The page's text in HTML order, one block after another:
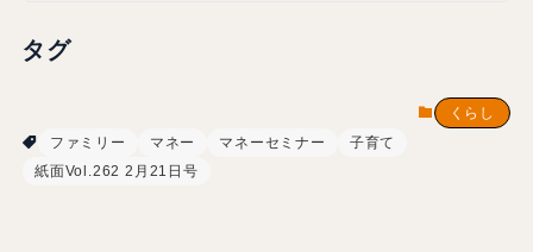
タグ
くらし
ファミリー
マネー マネーセミナー
子育て
紙面Vol.262 2月21日号